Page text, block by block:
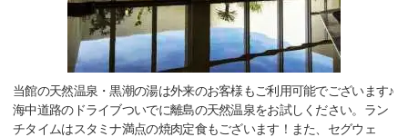
当館の天然温泉・黒潮の湯は外来のお客様もご利用可能でございます♪
海中道路のドライブついでに離島の天然温泉をお試しください。ラン
チタイムはスタミナ満点の焼肉定食もございます！また、セグウェ